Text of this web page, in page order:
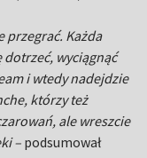
przegrać. Każda
wyciągnąć
i wtedy nadejdzie
którzy też
ale wreszcie
– podsumował